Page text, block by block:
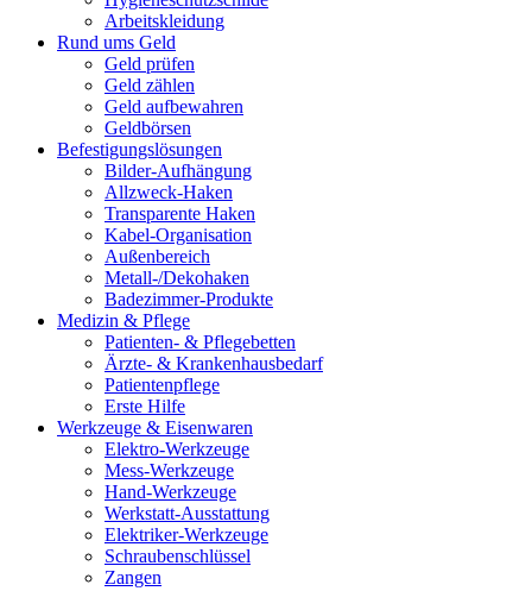
Arbeitskleidung
Rund ums Geld
Geld prüfen
Geld zählen
Geld aufbewahren
Geldbörsen
Befestigungslösungen
Bilder-Aufhängung
Allzweck-Haken
Transparente Haken
Kabel-Organisation
Außenbereich
Metall-/Dekohaken
Badezimmer-Produkte
Medizin & Pflege
Patienten- & Pflegebetten
Ärzte- & Krankenhausbedarf
Patientenpflege
Erste Hilfe
Werkzeuge & Eisenwaren
Elektro-Werkzeuge
Mess-Werkzeuge
Hand-Werkzeuge
Werkstatt-Ausstattung
Elektriker-Werkzeuge
Schraubenschlüssel
Zangen